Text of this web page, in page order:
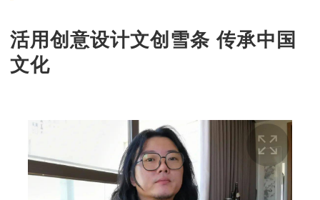
活用创意设计文创雪条 传承中国
文化